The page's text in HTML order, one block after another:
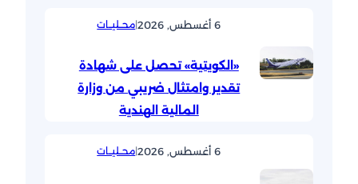
6 أغسطس, 2026 |محــليــات
«الكويتية» تحصل على شهادة
تقدير وامتثال ضريبي من وزارة
المالية الهندية
6 أغسطس, 2026 |محــليــات